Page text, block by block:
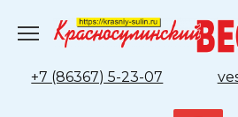
содержанию
+7 (86367) 5-23-07